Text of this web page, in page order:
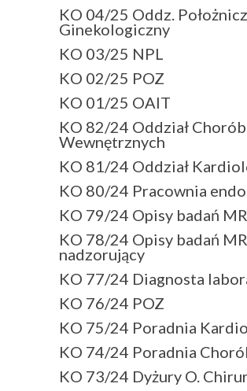
KO 04/25 Oddz.
Ginekologiczny
KO 03/25 NPL
KO 02/25 POZ
KO 01/25 OAIT
KO 82/24 Oddział Chorób
Wewnętrznych
KO 81/24 Oddział
KO 80/24 Pracownia
KO 79/24 Opisy badań MR
KO 78/24 Opisy badań
nadzorujący
KO 77/24 Diagnosta
KO 76/24 POZ
KO 75/24 Poradnia
KO 74/24 Poradnia
KO 73/24 Dyżury O.